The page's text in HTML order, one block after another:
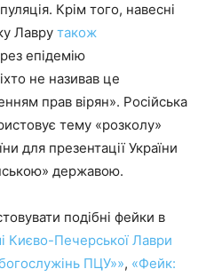
Крім того, навесні
Лавру також
епідемію
не називав це
прав вірян». Російська
тему «розколу»
для презентації України
державою.
подібні фейки в
Києво-Печерської Лаври
ПЦУ»», «Фейк: